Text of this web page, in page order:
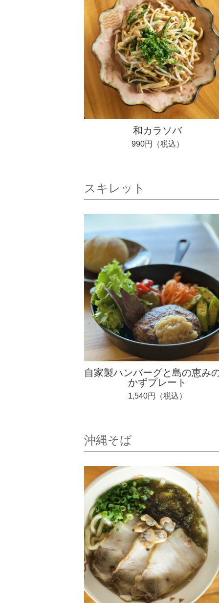
和カラソバ
990円（税込）
スキレット
自家製ハンバーグと島の恵み
かずプレート
1,540円（税込）
沖縄そば